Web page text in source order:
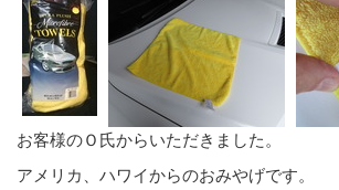
お客様のＯ氏からいただきました。
アメリカ、ハワイからのおみやげです。